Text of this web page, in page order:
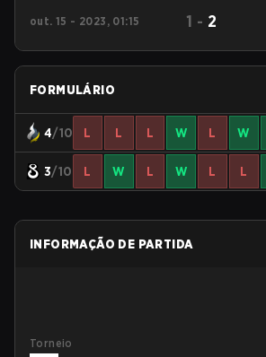
out. 15 - 2023, 01:15 1 - 2
FORMULÁRIO
4/10 L L L W L W
3/10 L W L W L L
INFORMAÇÃO DE PARTIDA
Torneio